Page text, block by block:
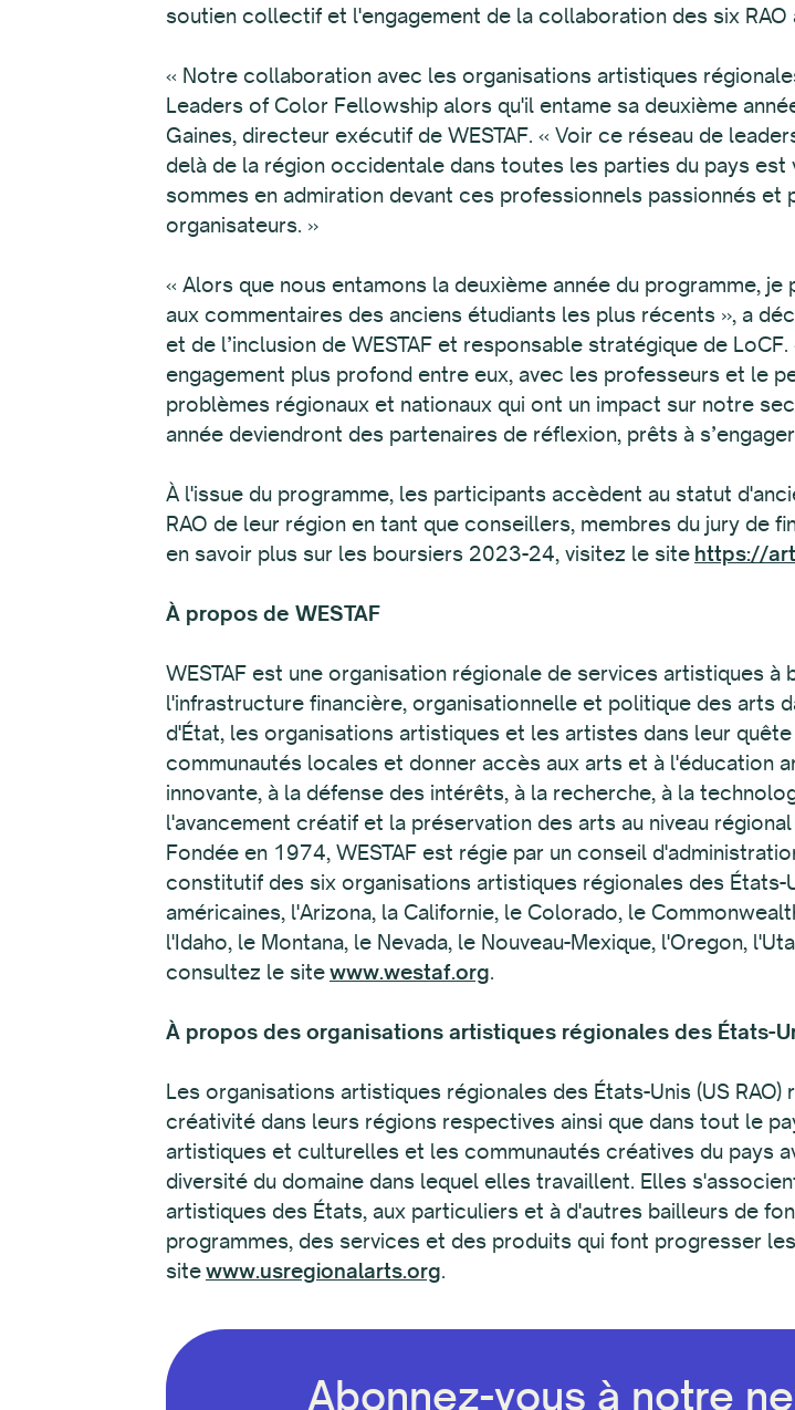
soutien collectif et l'engagement de la collaboration des six RAO
« Notre collaboration avec les organisations artistiques
Leaders of Color Fellowship alors qu'il entame sa deuxième
Gaines, directeur exécutif de WESTAF. « Voir ce réseau de
delà de la région occidentale dans toutes les parties du pays est
sommes en admiration devant ces professionnels passionnés
organisateurs. »
« Alors que nous entamons la deuxième année du programme,
aux commentaires des anciens étudiants les plus récents », a
et de l’inclusion de WESTAF et responsable stratégique de
engagement plus profond entre eux, avec les professeurs et le
problèmes régionaux et nationaux qui ont un impact sur notre
année deviendront des partenaires de réflexion, prêts à
À l'issue du programme, les participants accèdent au statut
RAO de leur région en tant que conseillers, membres du jury de
en savoir plus sur les boursiers 2023-24, visitez le site https://
À propos de WESTAF
WESTAF est une organisation régionale de services artistiques
l'infrastructure financière, organisationnelle et politique des arts
d'État, les organisations artistiques et les artistes dans leur
communautés locales et donner accès aux arts et à l'éducation
innovante, à la défense des intérêts, à la recherche, à la
l'avancement créatif et la préservation des arts au niveau
Fondée en 1974, WESTAF est régie par un conseil
constitutif des six organisations artistiques régionales des États-
américaines, l'Arizona, la Californie, le Colorado, le
l'Idaho, le Montana, le Nevada, le Nouveau-Mexique, l'Oregon,
consultez le sitewww.westaf.org.
À propos des organisations artistiques régionales des États-
Les organisations artistiques régionales des États-Unis (US
créativité dans leurs régions respectives ainsi que dans tout le
artistiques et culturelles et les communautés créatives du pays
diversité du domaine dans lequel elles travaillent. Elles
artistiques des États, aux particuliers et à d'autres bailleurs de
programmes, des services et des produits qui font progresser
sitewww.usregionalarts.org.
Abonnez-vous à notre